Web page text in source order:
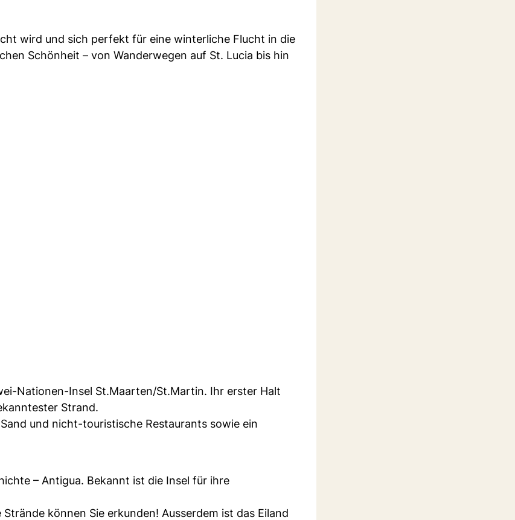
wird und sich perfekt für eine winterliche Flucht in die
Schönheit – von Wanderwegen auf St. Lucia bis hin
Nationen-Insel St.Maarten/St.Martin. Ihr erster Halt
Strand.
und nicht-touristische Restaurants sowie ein
– Antigua. Bekannt ist die Insel für ihre
können Sie erkunden! Ausserdem ist das Eiland